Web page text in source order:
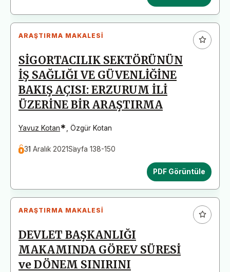
ARAŞTIRMA MAKALESI
SİGORTACILIK SEKTÖRÜNÜN
İŞ SAĞLIĞI VE GÜVENLİĞİNE
BAKIŞ AÇISI: ERZURUM İLİ
ÜZERİNE BİR ARAŞTIRMA
Yavuz Kotan* Özgür Kotan
31 Aralık 2021Sayfa 138-150
PDF Görüntüle
ARAŞTIRMA MAKALESI
DEVLET BAŞKANLIĞI
MAKAMINDA GÖREV SÜRESİ
ve DÖNEM SINIRINI